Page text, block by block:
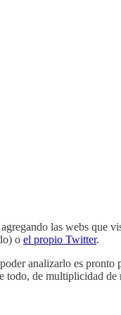
las webs que
o el propio Twitter.
analizarlo es pronto
todo, de multiplicidad